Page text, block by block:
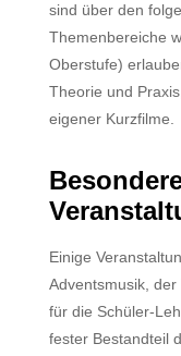
sind über den
Themenbereiche
Oberstufe)
Theorie und
eigener Kurzfilme.
Einige
Adventsmusik,
für die Schüler-
fester Bestandteil